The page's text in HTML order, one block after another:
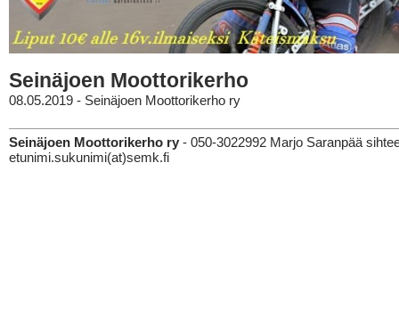
Seinäjoen Moottorikerho
08.05.2019 - Seinäjoen Moottorikerho ry
Seinäjoen Moottorikerho ry - 050-3022992 Marjo Saranpää
etunimi.sukunimi(at)semk.fi